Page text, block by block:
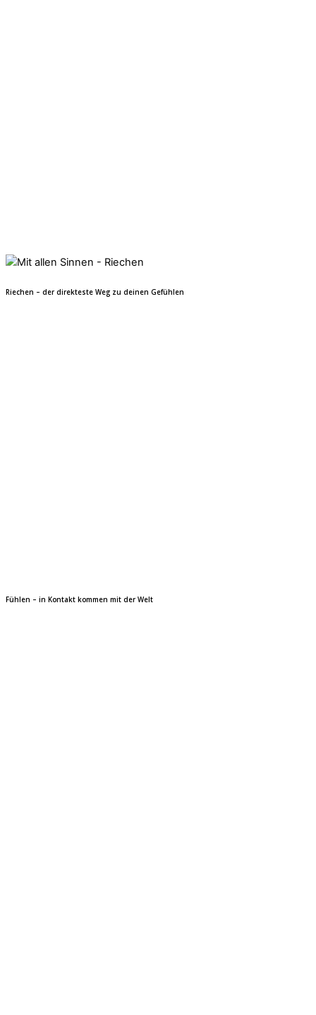
Riechen – der direkteste Weg zu deinen Gefühlen
Fühlen – in Kontakt kommen mit der Welt